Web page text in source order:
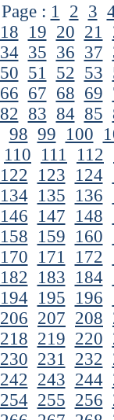
Page : 1 2 3
18 19 20 21
34 35 36 37
50 51 52 53
66 67 68 69
82 83 84 85
98 99 100
110 111 112
122 123 124
134 135 136
146 147 148
158 159 160
170 171 172
182 183 184
194 195 196
206 207 208
218 219 220
230 231 232
242 243 244
254 255 256